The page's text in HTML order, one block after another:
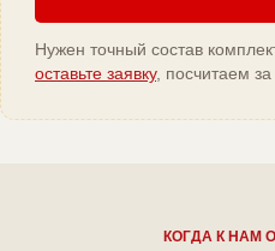
Нужен точный состав
оставьте заявку, посчитаем за
КОГДА К НАМ